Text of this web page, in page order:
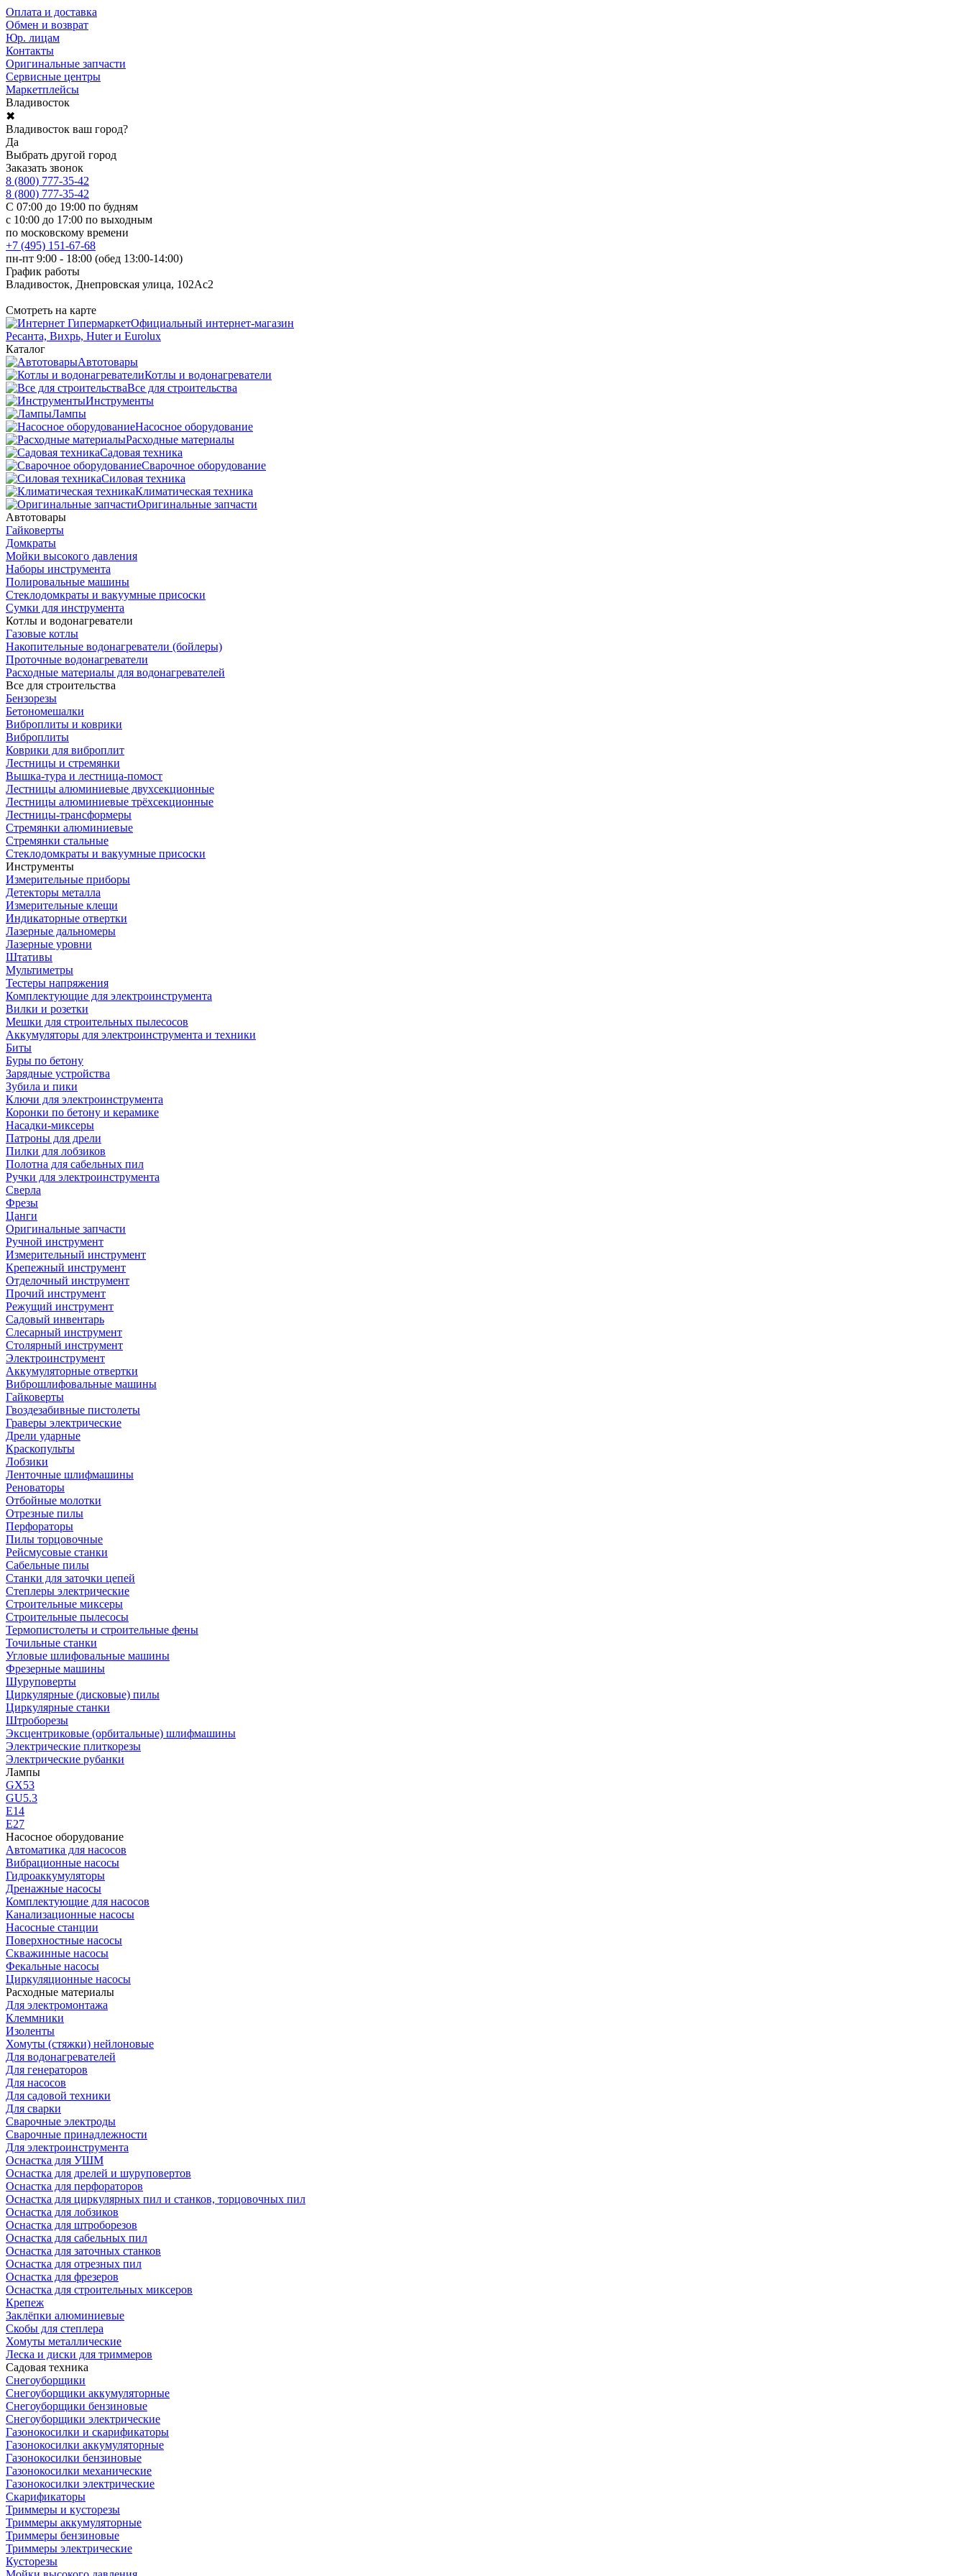
Оплата и доставка
Обмен и возврат
Юр. лицам
Контакты
Оригинальные запчасти
Сервисные центры
Маркетплейсы
Владивосток
✖
Владивосток ваш город?
Да
Выбрать другой город
Заказать звонок
8 (800) 777-35-42
8 (800) 777-35-42
С 07:00 до 19:00 по будням
с 10:00 до 17:00 по выходным
по московскому времени
+7 (495) 151-67-68
пн-пт 9:00 - 18:00 (обед 13:00-14:00)
График работы
Владивосток, Днепровская улица, 102Ас2
Смотреть на карте
Официальный интернет-магазин
Ресанта, Вихрь, Huter и Eurolux
Каталог
Автотовары
Котлы и водонагреватели
Все для строительства
Инструменты
Лампы
Насосное оборудование
Расходные материалы
Садовая техника
Сварочное оборудование
Силовая техника
Климатическая техника
Оригинальные запчасти
Автотовары
Гайковерты
Домкраты
Мойки высокого давления
Наборы инструмента
Полировальные машины
Стеклодомкраты и вакуумные присоски
Сумки для инструмента
Котлы и водонагреватели
Газовые котлы
Накопительные водонагреватели (бойлеры)
Проточные водонагреватели
Расходные материалы для водонагревателей
Все для строительства
Бензорезы
Бетономешалки
Виброплиты и коврики
Виброплиты
Коврики для виброплит
Лестницы и стремянки
Вышка-тура и лестница-помост
Лестницы алюминиевые двухсекционные
Лестницы алюминиевые трёхсекционные
Лестницы-трансформеры
Стремянки алюминиевые
Стремянки стальные
Стеклодомкраты и вакуумные присоски
Инструменты
Измерительные приборы
Детекторы металла
Измерительные клещи
Индикаторные отвертки
Лазерные дальномеры
Лазерные уровни
Штативы
Мультиметры
Тестеры напряжения
Комплектующие для электроинструмента
Вилки и розетки
Мешки для строительных пылесосов
Аккумуляторы для электроинструмента и техники
Биты
Буры по бетону
Зарядные устройства
Зубила и пики
Ключи для электроинструмента
Коронки по бетону и керамике
Насадки-миксеры
Патроны для дрели
Пилки для лобзиков
Полотна для сабельных пил
Ручки для электроинструмента
Сверла
Фрезы
Цанги
Оригинальные запчасти
Ручной инструмент
Измерительный инструмент
Крепежный инструмент
Отделочный инструмент
Прочий инструмент
Режущий инструмент
Садовый инвентарь
Слесарный инструмент
Столярный инструмент
Электроинструмент
Аккумуляторные отвертки
Виброшлифовальные машины
Гайковерты
Гвоздезабивные пистолеты
Граверы электрические
Дрели ударные
Краскопульты
Лобзики
Ленточные шлифмашины
Реноваторы
Отбойные молотки
Отрезные пилы
Перфораторы
Пилы торцовочные
Рейсмусовые станки
Сабельные пилы
Станки для заточки цепей
Степлеры электрические
Строительные миксеры
Строительные пылесосы
Термопистолеты и строительные фены
Точильные станки
Угловые шлифовальные машины
Фрезерные машины
Шуруповерты
Циркулярные (дисковые) пилы
Циркулярные станки
Штроборезы
Эксцентриковые (орбитальные) шлифмашины
Электрические плиткорезы
Электрические рубанки
Лампы
GX53
GU5.3
Е14
Е27
Насосное оборудование
Автоматика для насосов
Вибрационные насосы
Гидроаккумуляторы
Дренажные насосы
Комплектующие для насосов
Канализационные насосы
Насосные станции
Поверхностные насосы
Скважинные насосы
Фекальные насосы
Циркуляционные насосы
Расходные материалы
Для электромонтажа
Клеммники
Изоленты
Хомуты (стяжки) нейлоновые
Для водонагревателей
Для генераторов
Для насосов
Для садовой техники
Для сварки
Сварочные электроды
Сварочные принадлежности
Для электроинструмента
Оснастка для УШМ
Оснастка для дрелей и шуруповертов
Оснастка для перфораторов
Оснастка для циркулярных пил и станков, торцовочных пил
Оснастка для лобзиков
Оснастка для штроборезов
Оснастка для сабельных пил
Оснастка для заточных станков
Оснастка для отрезных пил
Оснастка для фрезеров
Оснастка для строительных миксеров
Крепеж
Заклёпки алюминиевые
Скобы для степлера
Хомуты металлические
Леска и диски для триммеров
Садовая техника
Снегоуборщики
Снегоуборщики аккумуляторные
Снегоуборщики бензиновые
Снегоуборщики электрические
Газонокосилки и скарификаторы
Газонокосилки аккумуляторные
Газонокосилки бензиновые
Газонокосилки механические
Газонокосилки электрические
Скарификаторы
Триммеры и кусторезы
Триммеры аккумуляторные
Триммеры бензиновые
Триммеры электрические
Кусторезы